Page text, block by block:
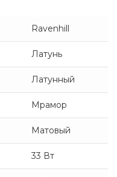
Ravenhill
Латунь
Латунный
Мрамор
Матовый
33 Вт